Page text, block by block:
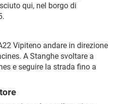
qui, nel borgo di
Vipiteno andare in direzione
A Stanghe svoltare a
e seguire la strada fino a